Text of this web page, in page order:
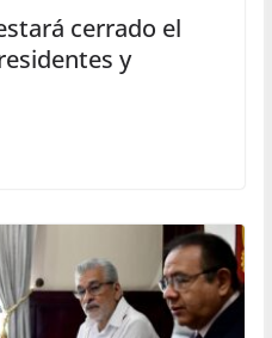
cerrado el
y